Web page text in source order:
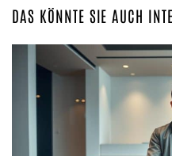
DAS KÖNNTE SIE AUCH